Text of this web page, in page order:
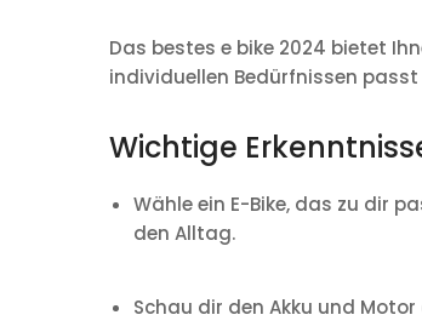
Das bestes e bike 2024 bietet
individuellen Bedürfnissen
Wichtige
Wähle ein E-Bike, das zu dir
den Alltag.
Schau dir den Akku und